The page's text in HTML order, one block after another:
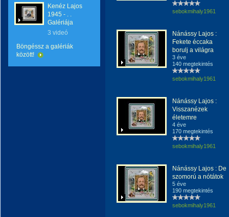
Kenéz Lajos
1945 - . .
Galériája
3 videó
Böngéssz a galériák
között!
sebokmihaly1961
Nánássy Lajos :
Fekete éccaka
borulj a világra
3 éve
140 megtekintés
sebokmihaly1961
Nánássy Lajos :
Visszanézek
életemre
4 éve
170 megtekintés
sebokmihaly1961
Nánássy Lajos : De
szomorú a nótátok
5 éve
190 megtekintés
sebokmihaly1961